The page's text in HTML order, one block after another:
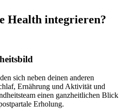
Health integrieren?
sich neben deinen anderen
Ernährung und Aktivität und
einen ganzheitlichen Blick
Erholung.